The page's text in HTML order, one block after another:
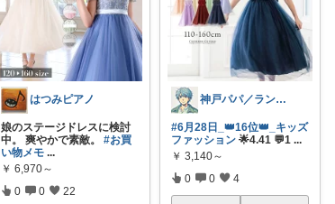
はつみピアノ
娘のステージドレスに検討
中。 爽やかで素敵。#お買
い物メモ ...
￥ 6,970～
0 0 22
神戸パパ／ランキング＆レビュー毎日掲載
#6月28日_👑16位👑_キッズ
ファッション 🌟4.41 💬1 ...
￥ 3,140～
0 0 4